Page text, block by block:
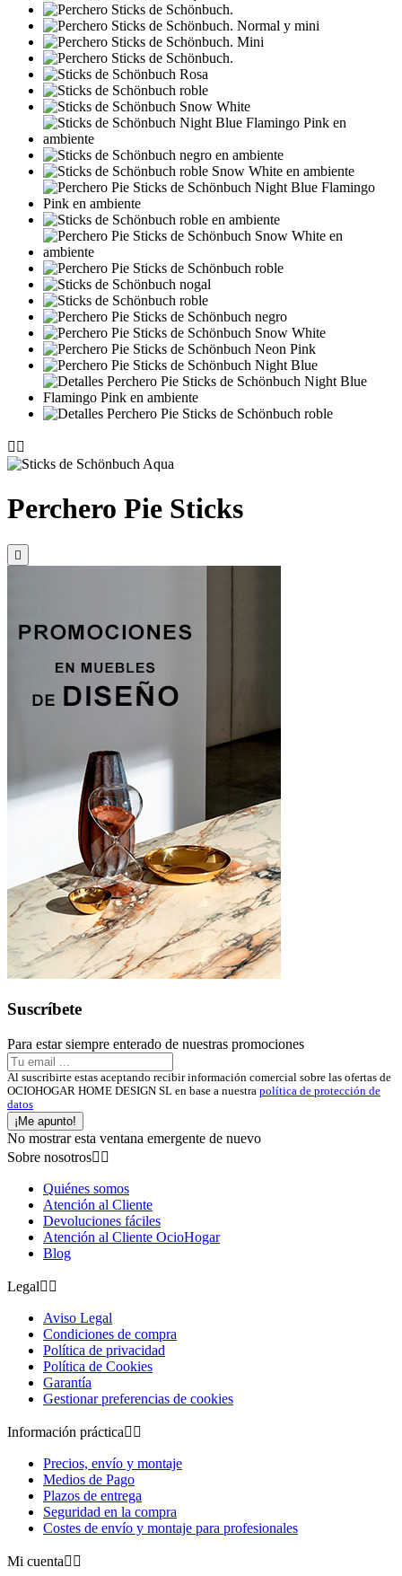
 
Perchero Pie Sticks

Suscríbete
Para estar siempre enterado de nuestras promociones
Al suscribirte estas aceptando recibir información comercial sobre las ofertas de
OCIOHOGAR HOME DESIGN SL en base a nuestra política de protección de
datos
¡Me apunto!
No mostrar esta ventana emergente de nuevo
Sobre nosotros 
Quiénes somos
Atención al Cliente
Devoluciones fáciles
Atención al Cliente OcioHogar
Blog
Legal 
Aviso Legal
Condiciones de compra
Política de privacidad
Política de Cookies
Garantía
Gestionar preferencias de cookies
Información práctica 
Precios, envío y montaje
Medios de Pago
Plazos de entrega
Seguridad en la compra
Costes de envío y montaje para profesionales
Mi cuenta 